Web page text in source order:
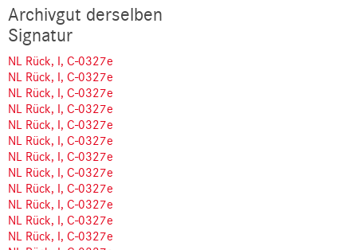
Archivgut derselben
Signatur
NL Rück, I, C-0327e
NL Rück, I, C-0327e
NL Rück, I, C-0327e
NL Rück, I, C-0327e
NL Rück, I, C-0327e
NL Rück, I, C-0327e
NL Rück, I, C-0327e
NL Rück, I, C-0327e
NL Rück, I, C-0327e
NL Rück, I, C-0327e
NL Rück, I, C-0327e
NL Rück, I, C-0327e